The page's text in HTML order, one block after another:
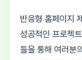
반응형 홈페이지
성공적인 프로젝
들을 통해 여러분